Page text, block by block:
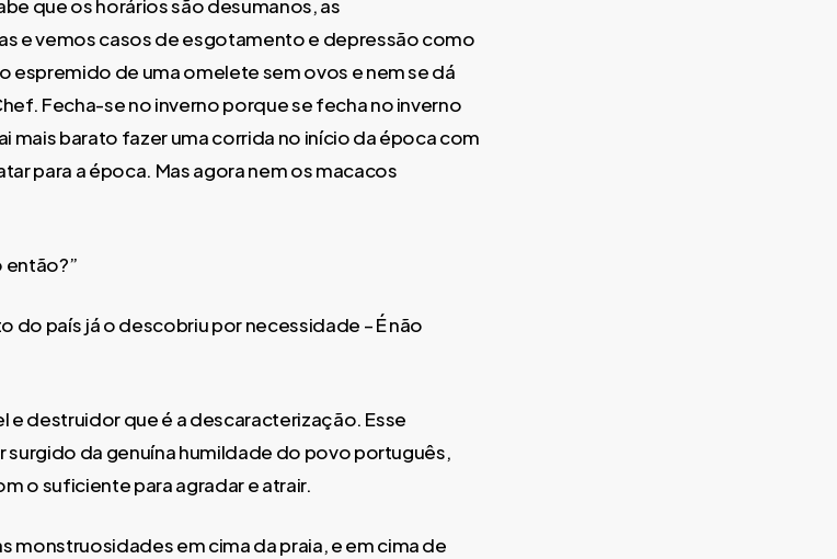
que os horários são desumanos, as
e vemos casos de esgotamento e depressão como
espremido de uma omelete sem ovos e nem se dá
Fecha-se no inverno porque se fecha no inverno
mais barato fazer uma corrida no início da época com
para a época. Mas agora nem os macacos
então?”
do país já o descobriu por necessidade – É não
e destruidor que é a descaracterização. Esse
da genuína humildade do povo português,
o suficiente para agradar e atrair.
em cima da praia, e em cima de